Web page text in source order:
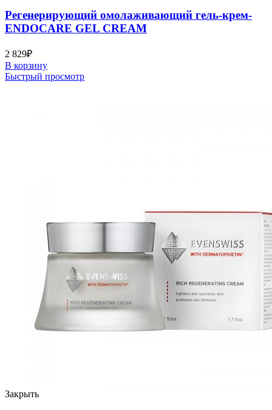
Регенерирующий омолаживающий гель-крем-
ENDOCARE GEL CREAM
2 829₽
В корзину
Быстрый просмотр
Закрыть